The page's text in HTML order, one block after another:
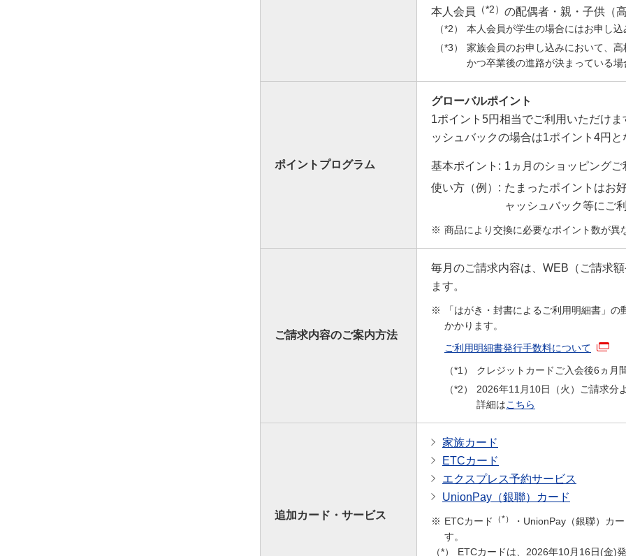
本人会員
（*2） の配偶者・親・子供（
本人会員が学生の場合にはお申し込
家族会員のお申し込みにおいて、
かつ卒業後の進路が決まっている場
ポイントプログラム
グローバルポイント
1ポイント5円相当でご利用いただけ
ッシュバックの場合は1ポイント4円と
基本ポイント: 1ヵ月のショッピングご
使い方（例）: たまったポイントはお
ャッシュバック等にご
商品により交換に必要なポイント数が異
ご請求内容のご案内方法
毎月のご請求内容は、WEB（ご請求
ます。
「はがき・封書によるご利用明細書」
かかります。
ご利用明細書発行手数料について
クレジットカードご入会後6ヵ月
2026年11月10日（火）ご請求分
詳細はこちら
追加カード・サービス
家族カード
ETCカード
エクスプレス予約サービス
UnionPay（銀聯）カード
ETCカード （*）
・UnionPay（銀聯）カ
す。
ETCカードは、2026年10月16日(金)